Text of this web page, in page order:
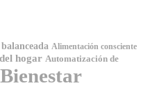
Alimentación consciente
hogar Automatización de
Bienestar